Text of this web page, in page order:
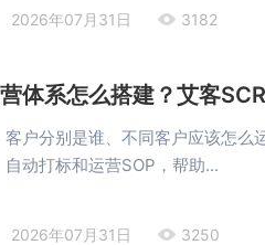
2026年07月31日 3182
体系怎么搭建？艾客
户分别是谁、不同客户应该怎么
动打标和运营SOP，帮助...
2026年07月31日 3250